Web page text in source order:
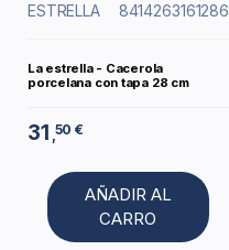
ESTRELLA
8414263161286
La estrella - Cacerola
porcelana con tapa 28 cm
31 ,50 €
AÑADIR AL
CARRO